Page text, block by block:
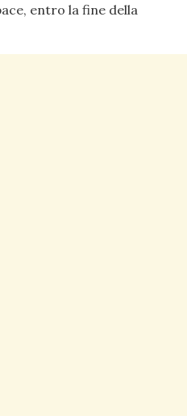
entro la fine della